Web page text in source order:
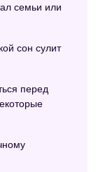
семьи или
сон сулит
перед